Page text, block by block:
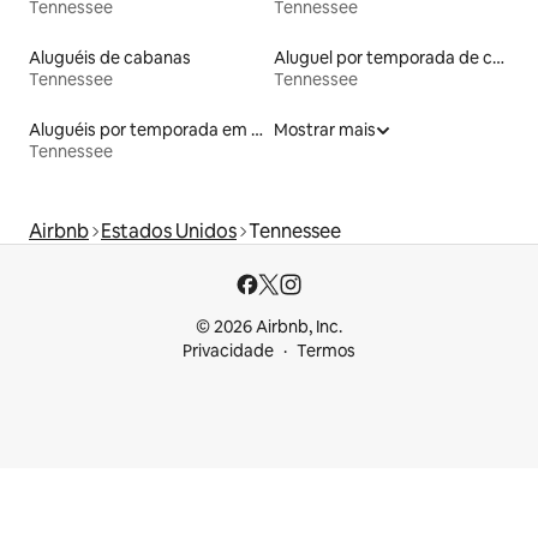
Tennessee
Tennessee
Aluguéis de cabanas
Tennessee
Aluguel por temporada de casas de veraneio
Tennessee
Aluguéis por temporada em acampamentos
Tennessee
Mostrar mais
Airbnb Estados Unidos Tennessee
© 2026 Airbnb, Inc.
Privacidade
Termos